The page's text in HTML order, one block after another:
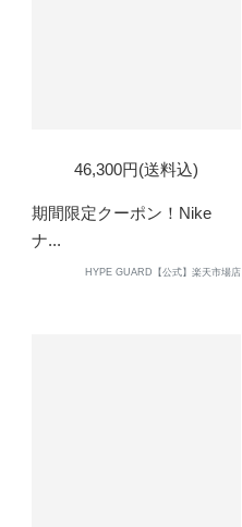
46,300円(送料込)
期間限定クーポン！Nike
ナ...
HYPE GUARD【公式】楽天市場店